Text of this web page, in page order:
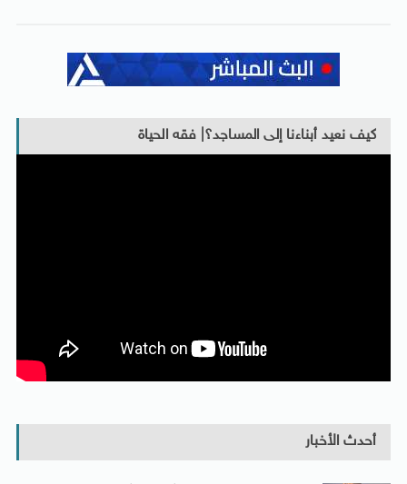
كيف نعيد أبناءنا إلى المساجد؟| فقه الحياة
أحدث الأخبار